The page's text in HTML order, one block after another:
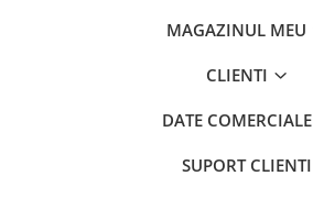
MAGAZINUL MEU
CLIENTI
DATE COMERCIALE
SUPORT CLIENTI